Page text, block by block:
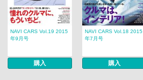
NAVI CARS Vol.19 2015
年9月号
購入
NAVI CARS Vol.18 2015
年7月号
購入